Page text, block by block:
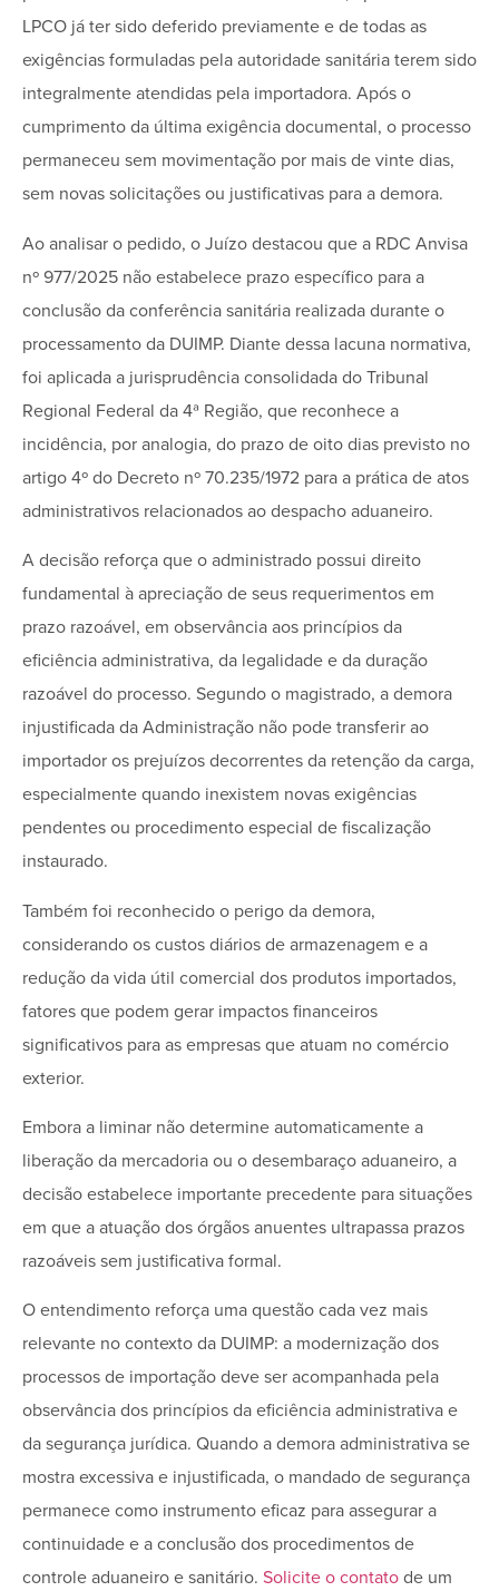
LPCO já ter sido deferido previamente e de todas as
exigências formuladas pela autoridade sanitária terem sido
integralmente atendidas pela importadora. Após o
cumprimento da última exigência documental, o processo
permaneceu sem movimentação por mais de vinte dias,
sem novas solicitações ou justificativas para a demora.
Ao analisar o pedido, o Juízo destacou que a RDC Anvisa
nº 977/2025 não estabelece prazo específico para a
conclusão da conferência sanitária realizada durante o
processamento da DUIMP. Diante dessa lacuna normativa,
foi aplicada a jurisprudência consolidada do Tribunal
Regional Federal da 4ª Região, que reconhece a
incidência, por analogia, do prazo de oito dias previsto no
artigo 4º do Decreto nº 70.235/1972 para a prática de atos
administrativos relacionados ao despacho aduaneiro.
A decisão reforça que o administrado possui direito
fundamental à apreciação de seus requerimentos em
prazo razoável, em observância aos princípios da
eficiência administrativa, da legalidade e da duração
razoável do processo. Segundo o magistrado, a demora
injustificada da Administração não pode transferir ao
importador os prejuízos decorrentes da retenção da carga,
especialmente quando inexistem novas exigências
pendentes ou procedimento especial de fiscalização
instaurado.
Também foi reconhecido o perigo da demora,
considerando os custos diários de armazenagem e a
redução da vida útil comercial dos produtos importados,
fatores que podem gerar impactos financeiros
significativos para as empresas que atuam no comércio
exterior.
Embora a liminar não determine automaticamente a
liberação da mercadoria ou o desembaraço aduaneiro, a
decisão estabelece importante precedente para situações
em que a atuação dos órgãos anuentes ultrapassa prazos
razoáveis sem justificativa formal.
O entendimento reforça uma questão cada vez mais
relevante no contexto da DUIMP: a modernização dos
processos de importação deve ser acompanhada pela
observância dos princípios da eficiência administrativa e
da segurança jurídica. Quando a demora administrativa se
mostra excessiva e injustificada, o mandado de segurança
permanece como instrumento eficaz para assegurar a
continuidade e a conclusão dos procedimentos de
controle aduaneiro e sanitário. Solicite o contato de um